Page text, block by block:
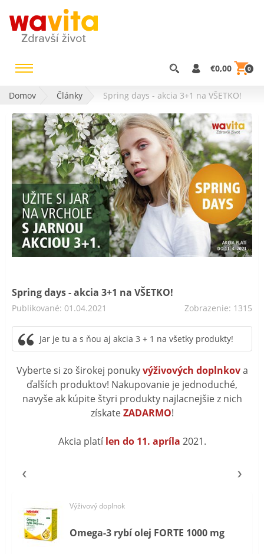
€0,00 0
Domov Články Spring days - akcia 3+1 na VŠETKO!
Spring days - akcia 3+1 na VŠETKO!
Publikované: 01.04.2021 Zobrazenie: 1315
Jar je tu a s ňou aj akcia 3 + 1 na všetky produkty!
Vyberte si zo širokej ponukyvýživových doplnkova
ďalších produktov! Nakupovanie je jednoduché,
navyše ak kúpite štyri produkty najlacnejšie z nich
získateZADARMO!
Akcia platílen do 11. apríla 2021.
Výživový doplnok
Omega-3 rybí olej FORTE 1000 mg